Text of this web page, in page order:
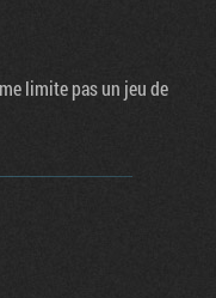
limite pas un jeu de